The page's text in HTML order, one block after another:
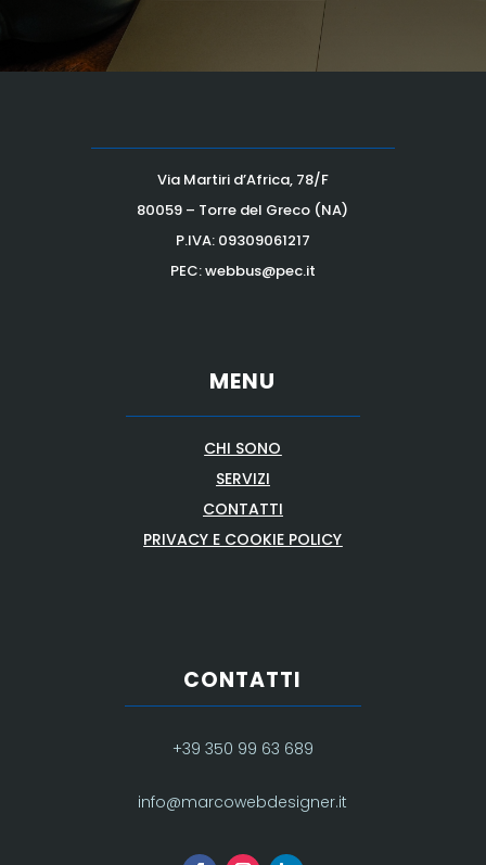
Via Martiri d’Africa, 78/F
80059 – Torre del Greco (NA)
P.IVA: 09309061217
PEC: webbus@pec.it
MENU
CHI SONO
SERVIZI
CONTATTI
PRIVACY E COOKIE POLICY
CONTATTI
+39 350 99 63 689
info@marcowebdesigner.it